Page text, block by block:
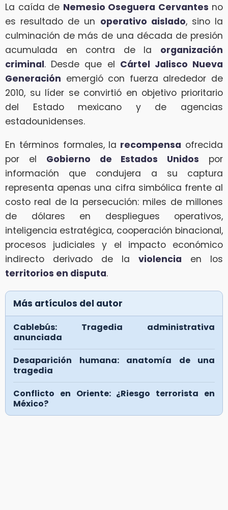
La caída de Nemesio Oseguera Cervantes no
es resultado de un operativo aislado, sino la
culminación de más de una década de presión
acumulada en contra de la organización
criminal. Desde que el Cártel Jalisco Nueva
Generación emergió con fuerza alrededor de
2010, su líder se convirtió en objetivo prioritario
del Estado mexicano y de agencias
estadounidenses.
En términos formales, la recompensa ofrecida
por el Gobierno de Estados Unidos por
información que condujera a su captura
representa apenas una cifra simbólica frente al
costo real de la persecución: miles de millones
de dólares en despliegues operativos,
inteligencia estratégica, cooperación binacional,
procesos judiciales y el impacto económico
indirecto derivado de la violencia en los
territorios en disputa.
Más artículos del autor
Cablebús: Tragedia administrativa
anunciada
Desaparición humana: anatomía de una
tragedia
Conflicto en Oriente: ¿Riesgo terrorista en
México?